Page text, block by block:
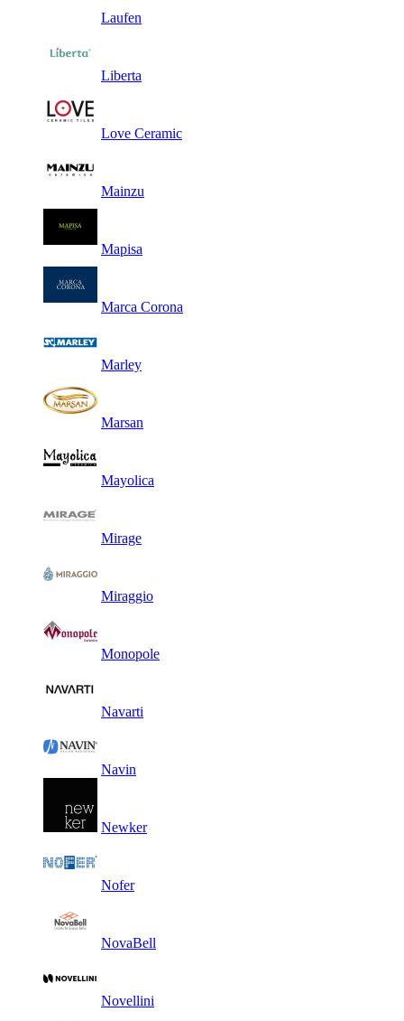
Laufen
Liberta
Love Ceramic
Mainzu
Mapisa
Marca Corona
Marley
Marsan
Mayolica
Mirage
Miraggio
Monopole
Navarti
Navin
Newker
Nofer
NovaBell
Novellini